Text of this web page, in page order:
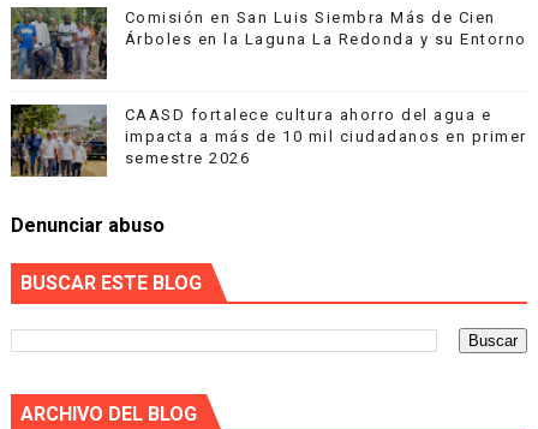
Comisión en San Luis Siembra Más de Cien
Árboles en la Laguna La Redonda y su Entorno
CAASD fortalece cultura ahorro del agua e
impacta a más de 10 mil ciudadanos en primer
semestre 2026
Denunciar abuso
BUSCAR ESTE BLOG
ARCHIVO DEL BLOG